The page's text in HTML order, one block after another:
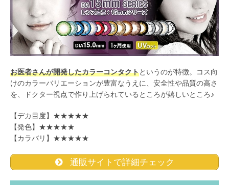
お医者さんが開発したカラーコンタクトというのが特徴。コス向
けのカラーバリエーションが豊富なうえに、安全性や品質の高さ
を、ドクター視点で作り上げられているところが嬉しいところ♪
【デカ目度】★★★★★
【発色】★★★★★
【カラバリ】★★★★★
通販サイトで詳細チェック